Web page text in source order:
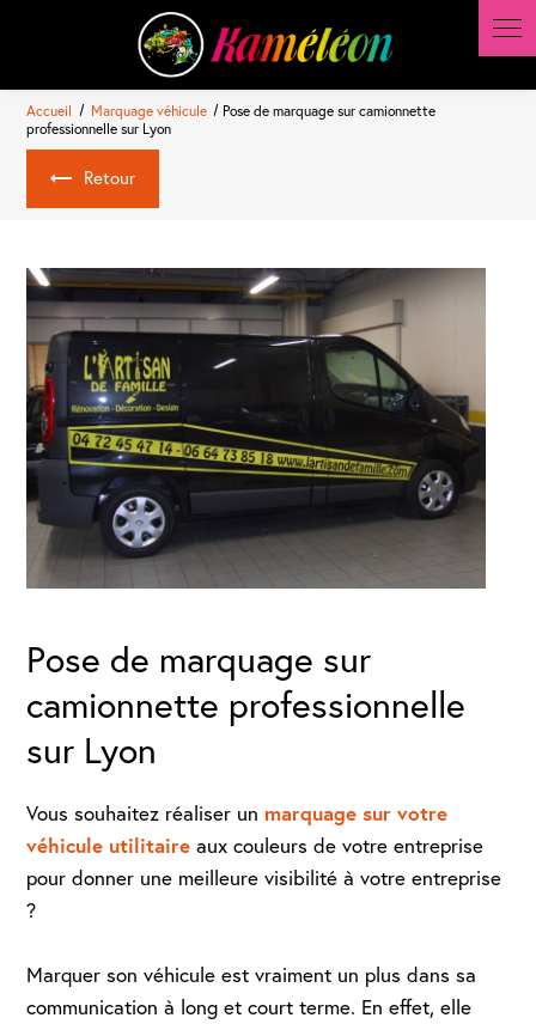
Accueil Marquage véhicule
Pose de marquage sur camionnette
professionnelle sur Lyon
Retour
Pose de marquage sur
camionnette professionnelle
sur Lyon
Vous souhaitez réaliser un marquage sur votre
véhicule utilitaire aux couleurs de votre entreprise
pour donner une meilleure visibilité à votre entreprise
?
Marquer son véhicule est vraiment un plus dans sa
communication à long et court terme. En effet, elle
Panneau de gestion des cookies